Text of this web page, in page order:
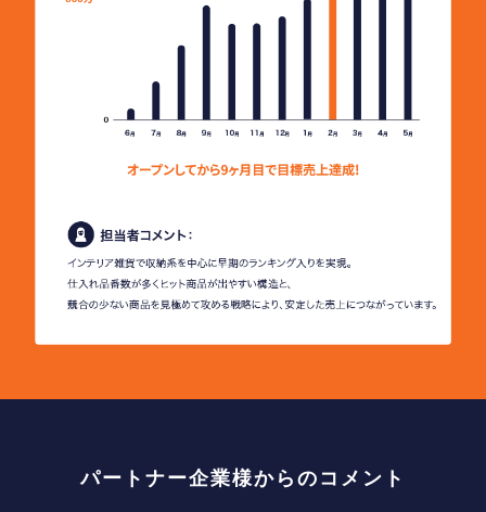
パートナー企業様からのコメント